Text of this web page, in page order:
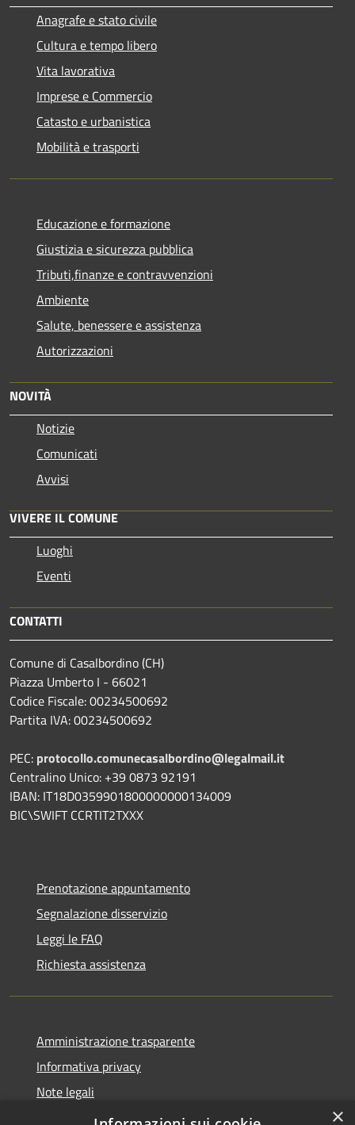
Anagrafe e stato civile
Cultura e tempo libero
Vita lavorativa
Imprese e Commercio
Catasto e urbanistica
Mobilità e trasporti
Educazione e formazione
Giustizia e sicurezza pubblica
Tributi,finanze e contravvenzioni
Ambiente
Salute, benessere e assistenza
Autorizzazioni
NOVITÀ
Notizie
Comunicati
Avvisi
VIVERE IL COMUNE
Luoghi
Eventi
CONTATTI
Comune di Casalbordino (CH)
Piazza Umberto I - 66021
Codice Fiscale: 00234500692
Partita IVA: 00234500692
PEC: protocollo.comunecasalbordino@legalmail.it
Centralino Unico: +39 0873 92191
IBAN: IT18D0359901800000000134009
BIC\SWIFT CCRTIT2TXXX
Prenotazione appuntamento
Segnalazione disservizio
Leggi le FAQ
Richiesta assistenza
Amministrazione trasparente
Informativa privacy
Note legali
Dichiarazione di accessibilità
×